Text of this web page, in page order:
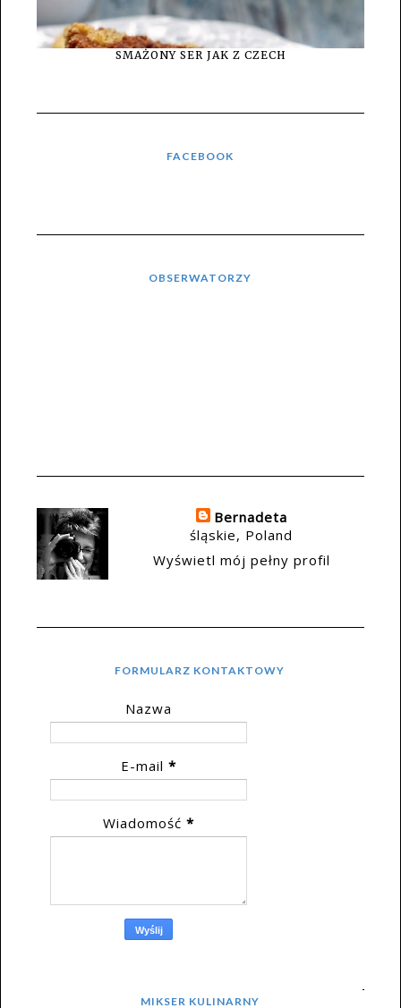
SMAŻONY SER JAK Z CZECH
FACEBOOK
OBSERWATORZY
Bernadeta
śląskie, Poland
Wyświetl mój pełny profil
FORMULARZ KONTAKTOWY
Nazwa
E-mail *
Wiadomość *
MIKSER KULINARNY